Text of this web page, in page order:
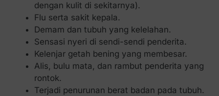
dengan kulit di sekitarnya).
Flu serta sakit kepala.
Demam dan tubuh yang kelelahan.
Sensasi nyeri di sendi-sendi penderita.
Kelenjar getah bening yang membesar.
Alis, bulu mata, dan rambut penderita yang
rontok.
Terjadi penurunan berat badan pada tubuh.